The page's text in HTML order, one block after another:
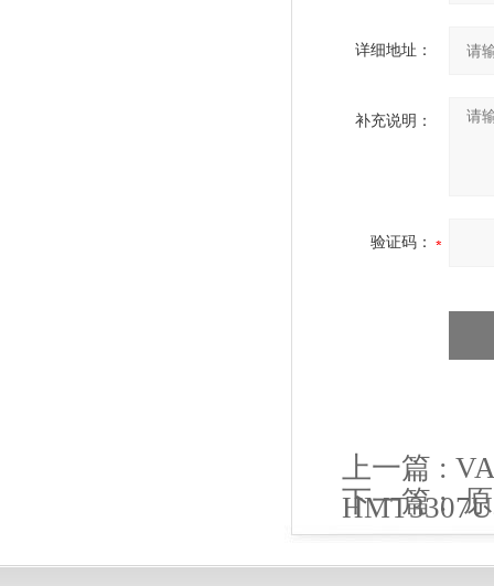
详细地址：
补充说明：
验证码：
上一篇 :
下一篇 :